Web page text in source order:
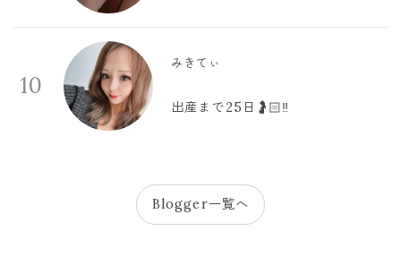
10
みきてぃ
出産まで25日🤰🏻‼️
Blogger一覧へ